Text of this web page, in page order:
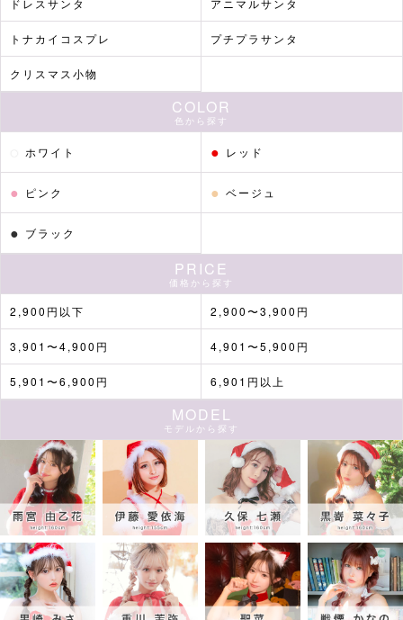
トナカイコスプレ プチプラサンタ
クリスマス小物
COLOR
色から探す
ホワイト ● レッド
● ピンク ● ベージュ
● ブラック
PRICE
価格から探す
2,900円以下 2,900〜3,900円
3,901〜4,900円 4,901〜5,900円
5,901〜6,900円 6,901円以上
MODEL
モデルから探す